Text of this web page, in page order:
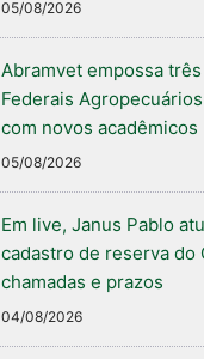
05/08/2026
Abramvet empossa
Federais
com novos acadêmicos
05/08/2026
Em live, Janus Pablo
cadastro de reserva do
chamadas e prazos
04/08/2026